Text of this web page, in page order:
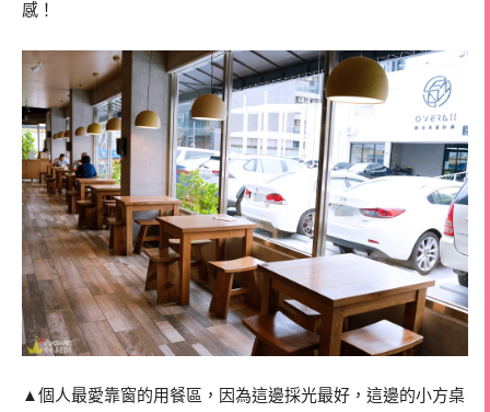
感！
▲個人最愛靠窗的用餐區，因為這邊採光最好，這邊的小方桌